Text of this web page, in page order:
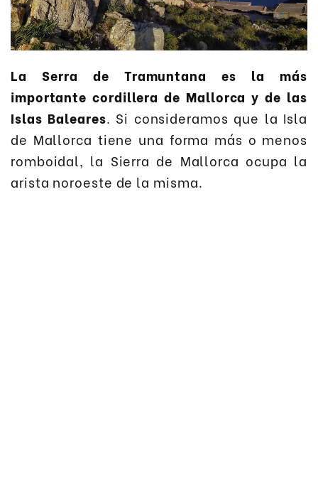
La Serra de Tramuntana es la más
importante cordillera de Mallorca y de las
Islas Baleares. Si consideramos que la Isla
de Mallorca tiene una forma más o menos
romboidal, la Sierra de Mallorca ocupa la
arista noroeste de la misma.